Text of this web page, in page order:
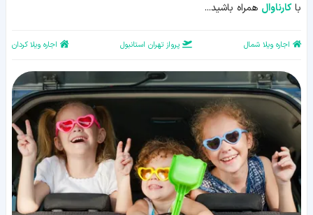
باکارناوال همراه باشید...
اجاره ویلا شمال پرواز تهران استانبول اجاره ویلا کردان